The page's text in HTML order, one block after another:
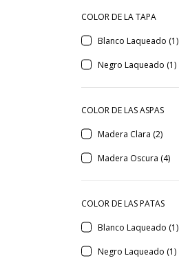
COLOR DE LA TAPA
Blanco Laqueado (1)
Negro Laqueado (1)
COLOR DE LAS ASPAS
Madera Clara (2)
Madera Oscura (4)
COLOR DE LAS PATAS
Blanco Laqueado (1)
Negro Laqueado (1)